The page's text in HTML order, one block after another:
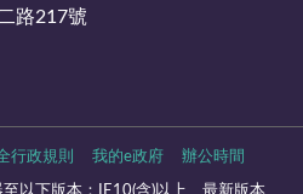
路217號
行政規則 我的e政府 辦公時間
以下版本：IE10(含)以上、最新版本